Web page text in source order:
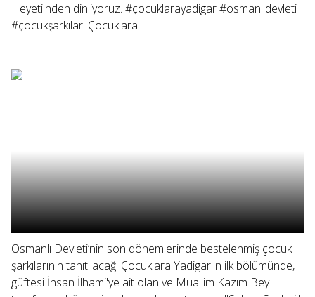
Heyeti'nden dinliyoruz. #çocuklarayadigar #osmanlıdevleti
#çocukşarkıları Çocuklara...
Osmanlı Devleti’nin son dönemlerinde bestelenmiş çocuk
şarkılarının tanıtılacağı Çocuklara Yadigar'ın ilk bölümünde,
güftesi İhsan İlhami'ye ait olan ve Muallim Kazım Bey